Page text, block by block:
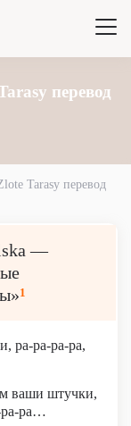
перевод
Tarasy перевод
—
1
ра-ра-ра-ра,
ваши штучки,
ра-ра…